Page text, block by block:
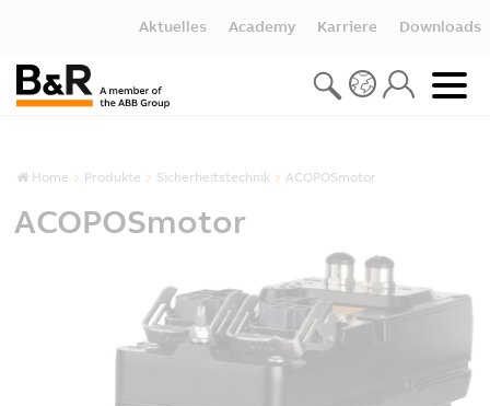
Aktuelles Academy Karriere Downloads
Home Produkte Sicherheitstechnik ACOPOSmotor
ACOPOSmotor